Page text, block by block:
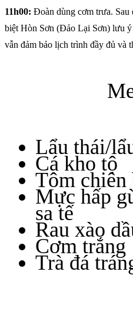
11h00: Đoàn dùng cơm trưa. Sau
biệt Hòn Sơn (Đảo Lại Sơn) lưu
vẫn đảm bảo lịch trình đầy đủ và
Lẩu thái/
Cá kho tộ
Tôm chiên
Mực hấp
sa tế
Rau xào
Cơm trắng
Trà đá